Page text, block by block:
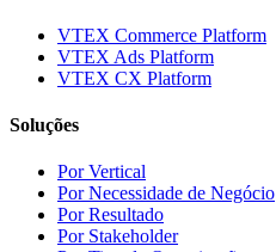
VTEX Commerce Platform
VTEX Ads Platform
VTEX CX Platform
Soluções
Por Vertical
Por Necessidade de Negócio
Por Resultado
Por Stakeholder